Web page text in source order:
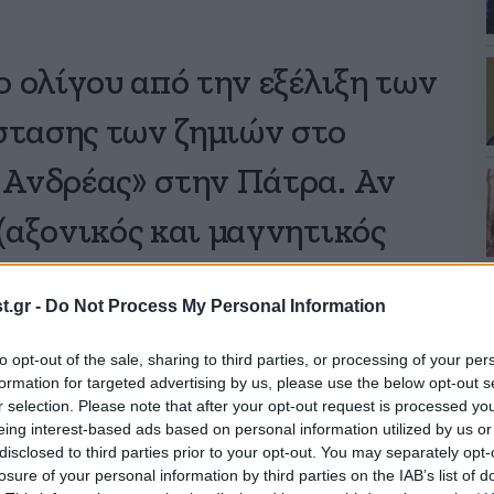
- Do Not Process My Personal Information
opt-out of the sale, sharing to third parties, or processing of your
for targeted advertising by us, please use the below opt-out
selection. Please note that after your opt-out request is processed
interest-based ads based on personal information utilized by us
to third parties prior to your opt-out. You may separately
of your personal information by third parties on the IAB’s list of
ολίγου από την εξέλιξη των
των ζημιών στο
στην Πάτρα. Αν
και μαγνητικός
ότι διασώθηκαν χωρίς
είναι μεγάλες και
YEuTTOggmn
(@AdonisGeorgiadi)July